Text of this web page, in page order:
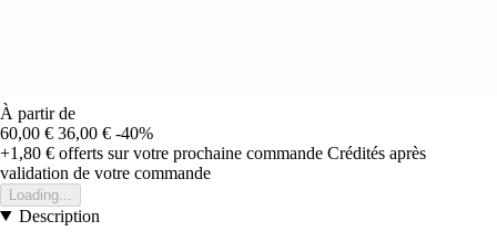
À partir de
60,00 € 36,00 € -40%
+1,80 € offerts sur votre prochaine commande Crédités après
validation de votre commande
Loading...
Description